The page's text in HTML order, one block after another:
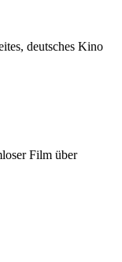
deutsches Kino
Film über